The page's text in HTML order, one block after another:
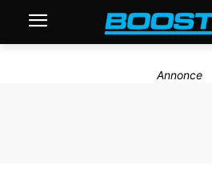
Annonce